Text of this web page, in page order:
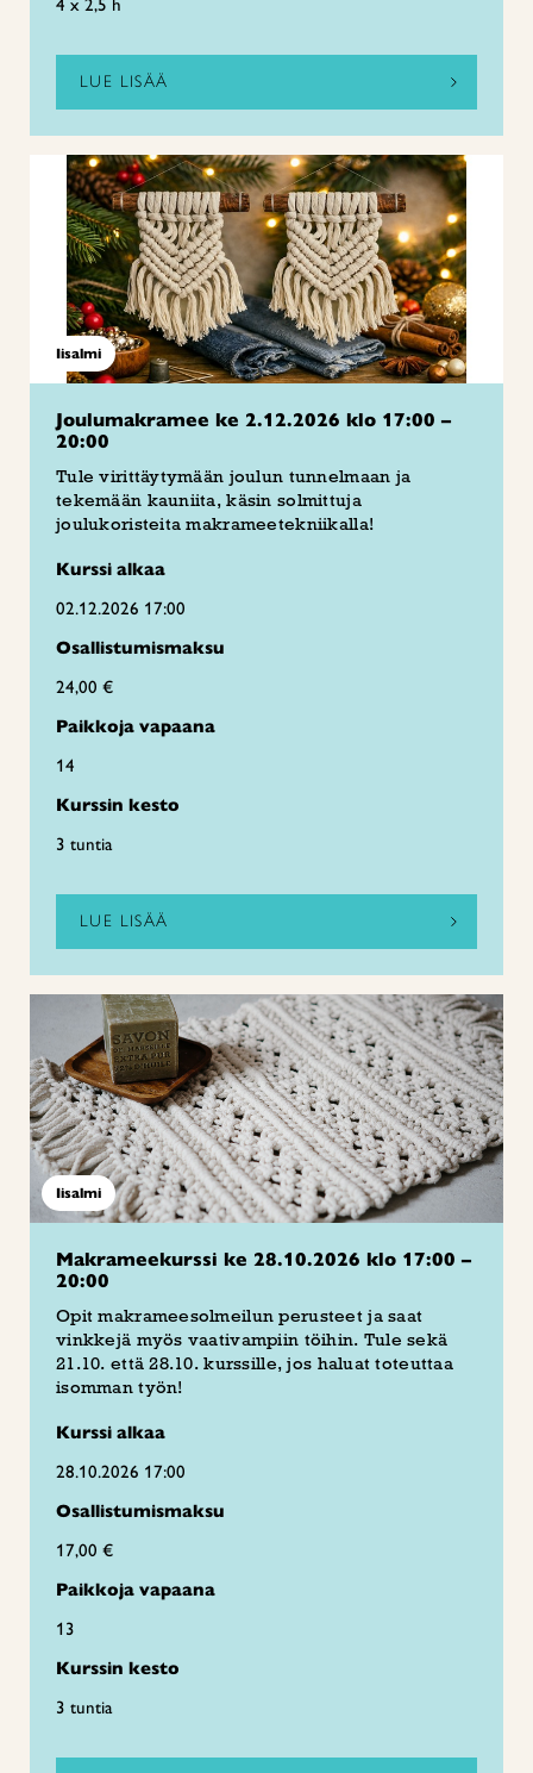
4 x 2,5 h
LUE LISÄÄ
Iisalmi
Joulumakramee ke 2.12.2026 klo 17:00 –
20:00
Tule virittäytymään joulun tunnelmaan ja
tekemään kauniita, käsin solmittuja
joulukoristeita makrameetekniikalla!
Kurssi alkaa
02.12.2026 17:00
Osallistumismaksu
24,00 €
Paikkoja vapaana
14
Kurssin kesto
3 tuntia
LUE LISÄÄ
Iisalmi
Makrameekurssi ke 28.10.2026 klo 17:00 –
20:00
Opit makrameesolmeilun perusteet ja saat
vinkkejä myös vaativampiin töihin. Tule sekä
21.10. että 28.10. kurssille, jos haluat toteuttaa
isomman työn!
Kurssi alkaa
28.10.2026 17:00
Osallistumismaksu
17,00 €
Paikkoja vapaana
13
Kurssin kesto
3 tuntia